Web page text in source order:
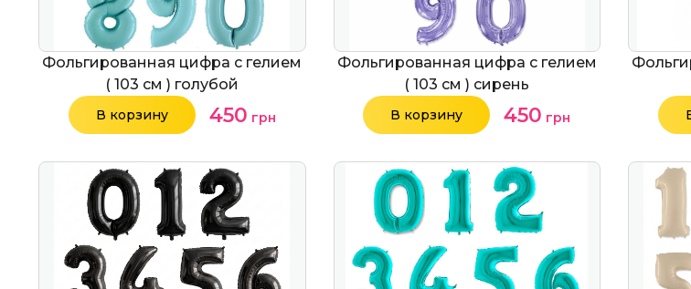
Фольгированная цифра с гелием
( 103 см ) голубой
В корзину 450 грн
Фольгированная цифра с гелием
( 103 см ) сирень
В корзину 450 грн